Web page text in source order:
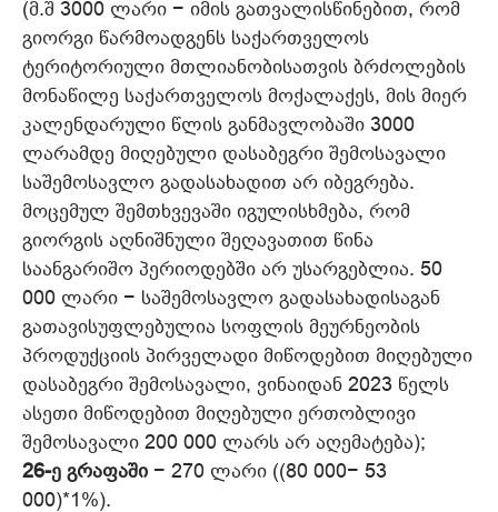
(მ.შ 3000 ლარი − იმის გათვალისწინებით, რომ
გიორგი წარმოადგენს საქართველოს
ტერიტორიული მთლიანობისათვის ბრძოლების
მონაწილე საქართველოს მოქალაქეს, მის მიერ
კალენდარული წლის განმავლობაში 3000
ლარამდე მიღებული დასაბეგრი შემოსავალი
საშემოსავლო გადასახადით არ იბეგრება.
მოცემულ შემთხვევაში იგულისხმება, რომ
გიორგის აღნიშნული შეღავათით წინა
საანგარიშო პერიოდებში არ უსარგებლია. 50
000 ლარი − საშემოსავლო გადასახადისაგან
გათავისუფლებულია სოფლის მეურნეობის
პროდუქციის პირველადი მიწოდებით მიღებული
დასაბეგრი შემოსავალი, ვინაიდან 2023 წელს
ასეთი მიწოდებით მიღებული ერთობლივი
შემოსავალი 200 000 ლარს არ აღემატება);
26-ე გრაფაში − 270 ლარი ((80 000− 53
000)*1%).